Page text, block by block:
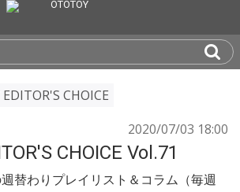
CHOICE
2020/07/03 18:00
CHOICE Vol.71
替わりプレイリスト＆コラム（毎週